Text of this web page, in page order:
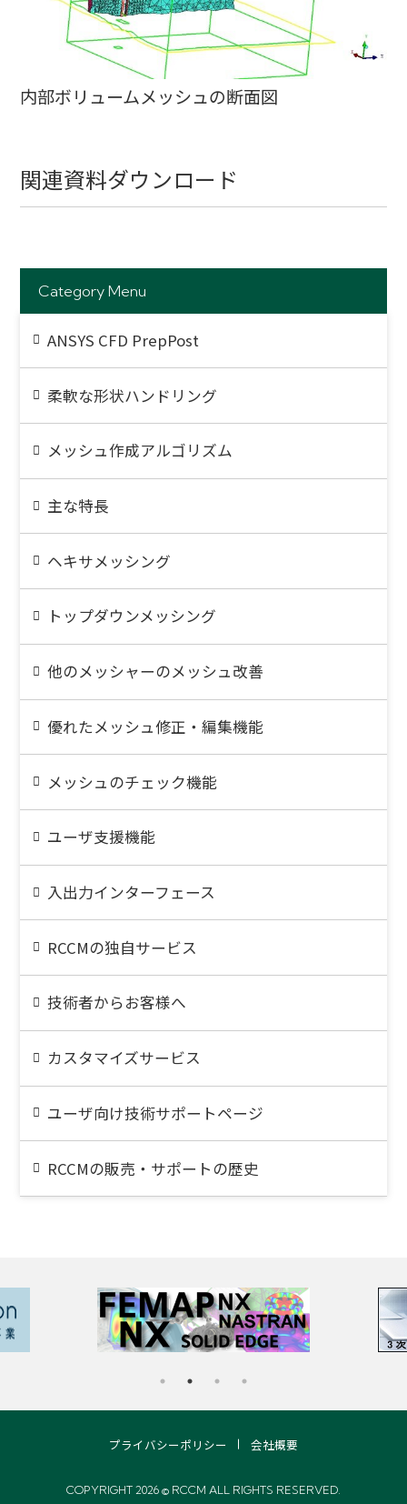
内部ボリュームメッシュの断面図
関連資料ダウンロード
Category Menu
ANSYS CFD PrepPost
柔軟な形状ハンドリング
メッシュ作成アルゴリズム
主な特長
ヘキサメッシング
トップダウンメッシング
他のメッシャーのメッシュ改善
優れたメッシュ修正・編集機能
メッシュのチェック機能
ユーザ支援機能
入出力インターフェース
RCCMの独自サービス
技術者からお客様へ
カスタマイズサービス
ユーザ向け技術サポートページ
RCCMの販売・サポートの歴史
プライバシーポリシー 会社概要
COPYRIGHT 2026 © RCCM ALL RIGHTS RESERVED.